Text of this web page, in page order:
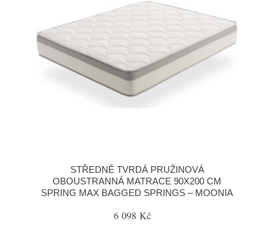
STŘEDNĚ TVRDÁ PRUŽINOVÁ
OBOUSTRANNÁ MATRACE 90X200 CM
SPRING MAX BAGGED SPRINGS – MOONIA
6 098 Kč